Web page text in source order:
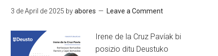
3 de April de 2025 byabores Leave a Comment
Irene de la Cruz Pavíak bi
posizio ditu Deustuko